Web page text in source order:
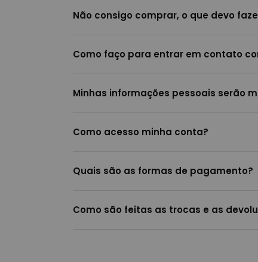
Não consigo comprar, o que devo
Como faço para entrar em contato
Minhas informações pessoais serão
Como acesso minha conta?
Quais são as formas de pagamento?
Como são feitas as trocas e as